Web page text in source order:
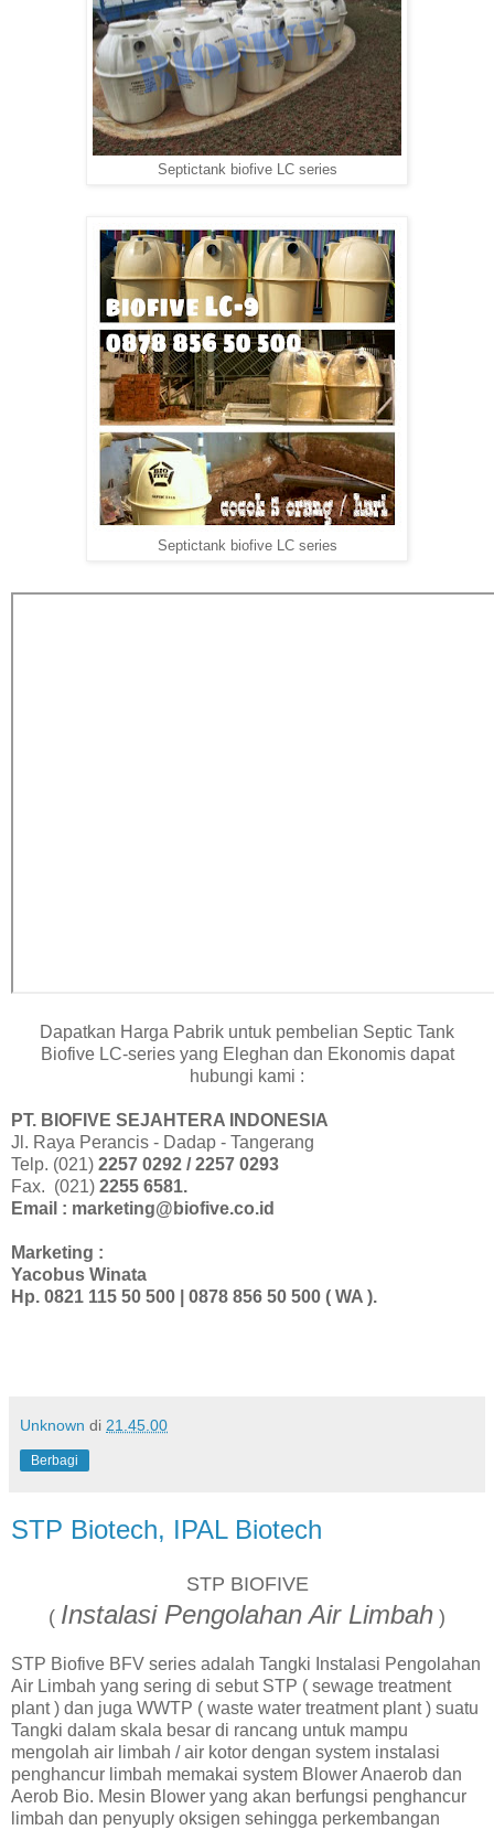
Septictank biofive LC series
Septictank biofive LC series
Dapatkan Harga Pabrik untuk pembelian Septic Tank
Biofive LC-series yang Eleghan dan Ekonomis dapat
hubungi kami :
PT. BIOFIVE SEJAHTERA INDONESIA
Jl. Raya Perancis - Dadap - Tangerang
Telp. (021) 2257 0292 / 2257 0293
Fax. (021) 2255 6581.
Email : marketing@biofive.co.id
Marketing :
Yacobus Winata
Hp. 0821 115 50 500 | 0878 856 50 500 ( WA ).
Unknown di 21.45.00
Berbagi
STP Biotech, IPAL Biotech
STP BIOFIVE
( Instalasi Pengolahan Air Limbah )
STP Biofive BFV series adalah Tangki Instalasi Pengolahan
Air Limbah yang sering di sebut STP ( sewage treatment
plant ) dan juga WWTP ( waste water treatment plant ) suatu
Tangki dalam skala besar di rancang untuk mampu
mengolah air limbah / air kotor dengan system instalasi
penghancur limbah memakai system Blower Anaerob dan
Aerob Bio. Mesin Blower yang akan berfungsi penghancur
limbah dan penyuply oksigen sehingga perkembangan